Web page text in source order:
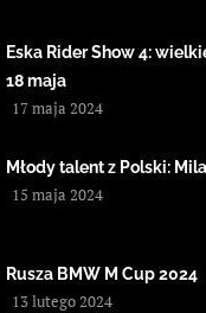
Eska Rider Show 4:
18 maja
17 maja 2024
Młody talent z Polski:
15 maja 2024
Rusza BMW M Cup 2024
13 lutego 2024